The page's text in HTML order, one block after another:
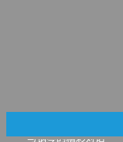
筝声与琴韵交汇：刘
与钢琴的精彩对话